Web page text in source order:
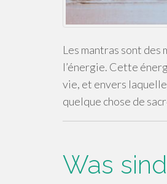
Les mantras sont des
l’énergie. Cette
vie, et envers
quelque chose de
Was